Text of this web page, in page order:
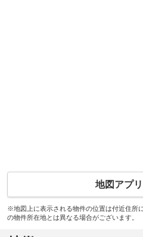
地図アプ
※地図上に表示される物件の位置は付近住所
の物件所在地とは異なる場合がございます。